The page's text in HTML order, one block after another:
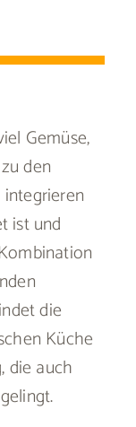
Gemüse,
den
ist und
die
Küche
die auch